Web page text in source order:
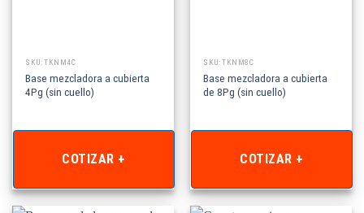
SKU: TKNM4C
Base mezcladora a cubierta
4Pg (sin cuello)
COTIZAR +
SKU: TKNM8C
Base mezcladora a cubierta
de 8Pg (sin cuello)
COTIZAR +